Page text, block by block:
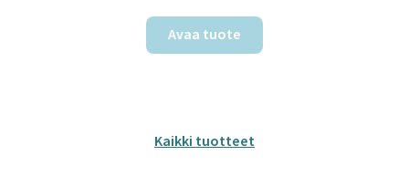
Avaa tuote
Kaikki tuotteet